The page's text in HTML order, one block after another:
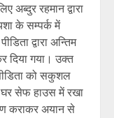
अब्दुर रहमान द्वारा
के सम्पर्क में
द्वारा अन्तिम
दिया गया। उक्त
को सकुशल
सेफ हाउस में रखा
कराकर अयान से